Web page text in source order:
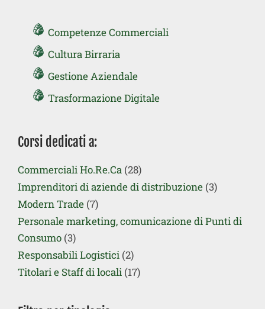
Competenze Commerciali
Cultura Birraria
Gestione Aziendale
Trasformazione Digitale
Corsi dedicati a:
Commerciali Ho.Re.Ca (28)
Imprenditori di aziende di distribuzione (3)
Modern Trade (7)
Personale marketing, comunicazione di Punti di
Consumo (3)
Responsabili Logistici (2)
Titolari e Staff di locali (17)